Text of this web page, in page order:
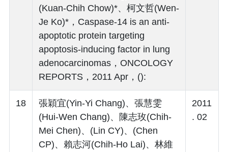
(Kuan-Chih Chow)*、柯文哲(Wen-
Je Ko)*，Caspase-14 is an anti-
apoptotic protein targeting
apoptosis-inducing factor in lung
adenocarcinomas，ONCOLOGY
REPORTS，2011 Apr，():
18
張穎宜(Yin-Yi Chang)、張慧雯
(Hui-Wen Chang)、陳志玫(Chih-
Mei Chen)、(Lin CY)、(Chen
CP)、賴志河(Chih-Ho Lai)、林維
2011
. 02